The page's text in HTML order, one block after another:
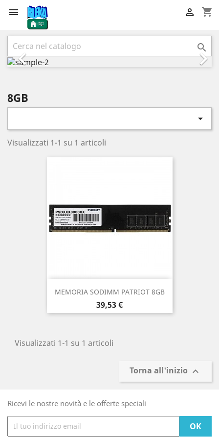
 shopping_cart



Precedente

8GB

Visualizzati 1-1 su 1 articoli
MEMORIA SODIMM PATRIOT 8GB
Prezzo
39,53 €
Visualizzati 1-1 su 1 articoli
Torna all'inizio 
Ricevi le nostre novità e le offerte speciali